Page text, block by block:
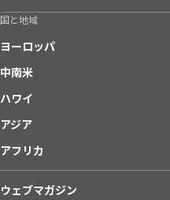
国と地域
ヨーロッパ
中南米
ハワイ
アジア
アフリカ
ウェブマガジン